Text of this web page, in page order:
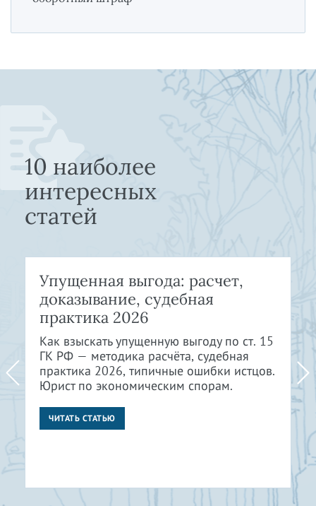
10 наиболее
интересных
статей
Упущенная выгода: расчет,
доказывание, судебная
практика 2026
Как взыскать упущенную выгоду по ст. 15
ГК РФ — методика расчёта, судебная
практика 2026, типичные ошибки истцов.
Юрист по экономическим спорам.
ЧИТАТЬ СТАТЬЮ